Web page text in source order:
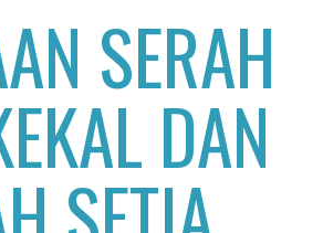
SERAH
DAN